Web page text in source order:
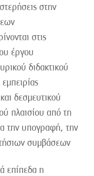
στην
στις
έργου
διδακτικού
δεσμευτικού
πλαισίου από τη
την υπογραφή, την
συμβάσεων
επίπεδα η